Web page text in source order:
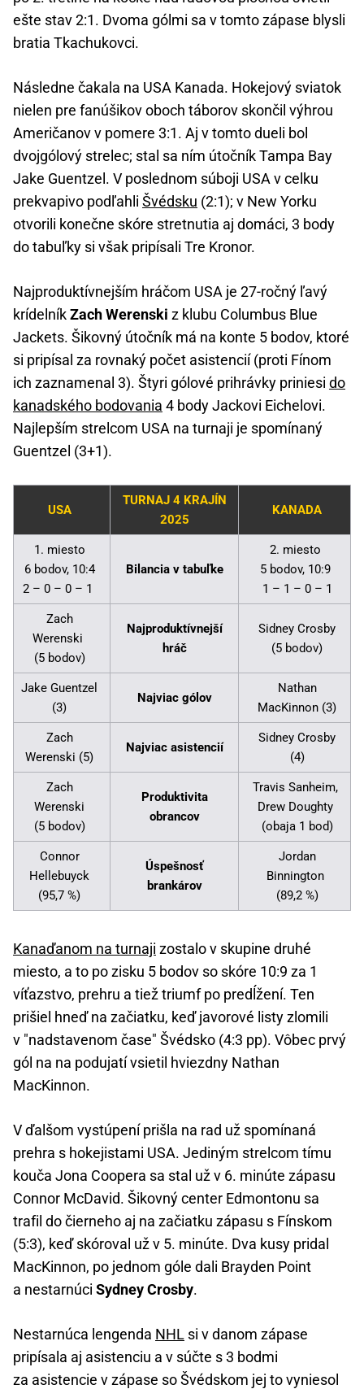
ešte stav 2:1. Dvoma gólmi sa v tomto zápase blysli
bratia Tkachukovci.
Následne čakala na USA Kanada. Hokejový sviatok
nielen pre fanúšikov oboch táborov skončil výhrou
Američanov v pomere 3:1. Aj v tomto dueli bol
dvojgólový strelec; stal sa ním útočník Tampa Bay
Jake Guentzel. V poslednom súboji USA v celku
prekvapivo podľahli Švédsku (2:1); v New Yorku
otvorili konečne skóre stretnutia aj domáci, 3 body
do tabuľky si však pripísali Tre Kronor.
Najproduktívnejším hráčom USA je 27-ročný ľavý
krídelníkZach Werenski z klubu Columbus Blue
Jackets. Šikovný útočník má na konte 5 bodov, ktoré
si pripísal za rovnaký počet asistencií (proti Fínom
ich zaznamenal 3). Štyri gólové prihrávky priniesi do
kanadského bodovania 4 body Jackovi Eichelovi.
Najlepším strelcom USA na turnaji je spomínaný
Guentzel (3+1).
USA
TURNAJ 4 KRAJÍN
2025
KANADA
1. miesto
6 bodov, 10:4
2 – 0 – 0 – 1
Bilancia v tabuľke
2. miesto
5 bodov, 10:9
1 – 1 – 0 – 1
Zach
Werenski
(5 bodov)
Najproduktívnejší
hráč
Sidney Crosby
(5 bodov)
Jake Guentzel
(3)
Najviac gólov
Nathan
MacKinnon (3)
Zach
Werenski (5)
Najviac asistencií
Sidney Crosby
(4)
Zach
Werenski
(5 bodov)
Produktivita
obrancov
Travis Sanheim,
Drew Doughty
(obaja 1 bod)
Connor
Hellebuyck
(95,7 %)
Úspešnosť
brankárov
Jordan
Binnington
(89,2 %)
Kanaďanom na turnaji zostalo v skupine druhé
miesto, a to po zisku 5 bodov so skóre 10:9 za 1
víťazstvo, prehru a tiež triumf po predĺžení. Ten
prišiel hneď na začiatku, keď javorové listy zlomili
v "nadstavenom čase" Švédsko (4:3 pp). Vôbec prvý
gól na na podujatí vsietil hviezdny Nathan
MacKinnon.
V ďalšom vystúpení prišla na rad už spomínaná
prehra s hokejistami USA. Jediným strelcom tímu
kouča Jona Coopera sa stal už v 6. minúte zápasu
Connor McDavid. Šikovný center Edmontonu sa
trafil do čierneho aj na začiatku zápasu s Fínskom
(5:3), keď skóroval už v 5. minúte. Dva kusy pridal
MacKinnon, po jednom góle dali Brayden Point
a nestarnúci Sydney Crosby.
Nestarnúca lengenda NHL si v danom zápase
pripísala aj asistenciu a v súčte s 3 bodmi
za asistencie v zápase so Švédskom jej to vyniesol